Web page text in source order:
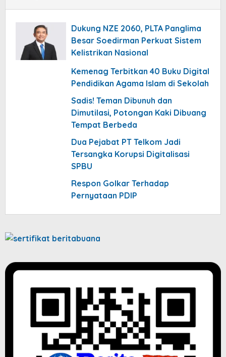
Dukung NZE 2060, PLTA Panglima
Besar Soedirman Perkuat Sistem
Kelistrikan Nasional
Kemenag Terbitkan 40 Buku Digital
Pendidikan Agama Islam di Sekolah
Sadis! Teman Dibunuh dan
Dimutilasi, Potongan Kaki Dibuang
Tempat Berbeda
Dua Pejabat PT Telkom Jadi
Tersangka Korupsi Digitalisasi
SPBU
Respon Golkar Terhadap
Pernyataan PDIP